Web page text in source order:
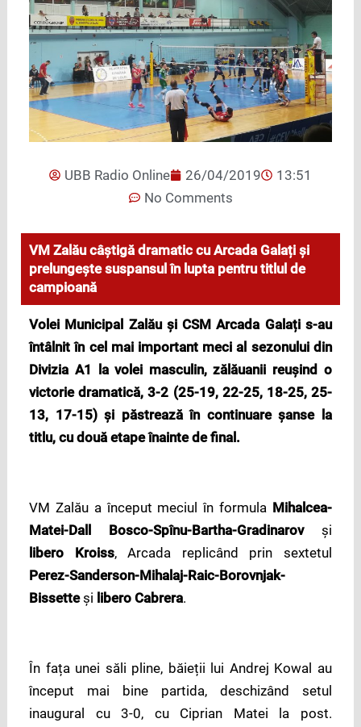
UBB Radio Online 26/04/2019
13:51
No Comments
VM Zalău câștigă dramatic cu Arcada Galați și
prelungește suspansul în lupta pentru titlul de
campioană
Volei Municipal Zalău și CSM Arcada Galați s-au
întâlnit în cel mai important meci al sezonului din
Divizia A1 la volei masculin, zălăuanii reușind o
victorie dramatică, 3-2 (25-19, 22-25, 18-25, 25-
13, 17-15) și păstrează în continuare șanse la
titlu, cu două etape înainte de final.
VM Zalău a început meciul în formula Mihalcea-
Matei-Dall Bosco-Spînu-Bartha-Gradinarovși
libero Kroiss, Arcada replicând prin sextetul
Perez-Sanderson-Mihalaj-Raic-Borovnjak-
Bissetteși libero Cabrera.
În fața unei săli pline, băieții lui Andrej Kowal au
început mai bine partida, deschizând setul
inaugural cu 3-0, cu Ciprian Matei la post.